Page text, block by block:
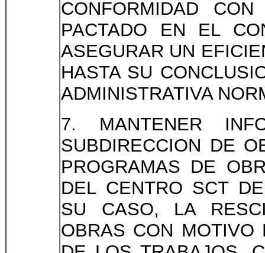
CONFORMIDAD
PACTADO EN EL
ASEGURAR UN
HASTA SU
ADMINISTRATIVA
7. MANTENER
SUBDIRECCION DE
PROGRAMAS DE
DEL CENTRO SCT
SU CASO, LA
OBRAS CON MOTIVO